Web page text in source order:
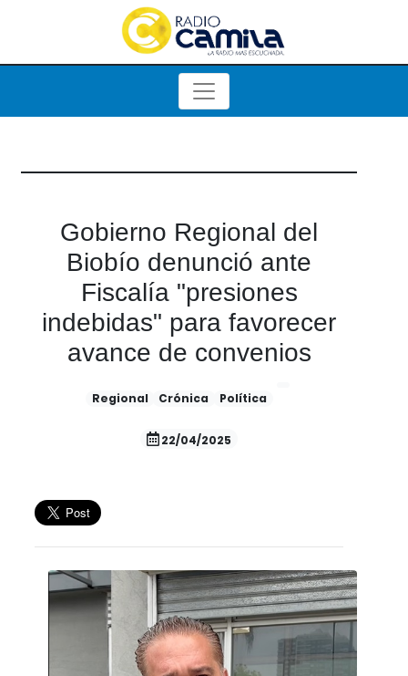
Gobierno Regional del
Biobío denunció ante
Fiscalía "presiones
indebidas" para favorecer
avance de convenios
Regional Crónica Política
22/04/2025